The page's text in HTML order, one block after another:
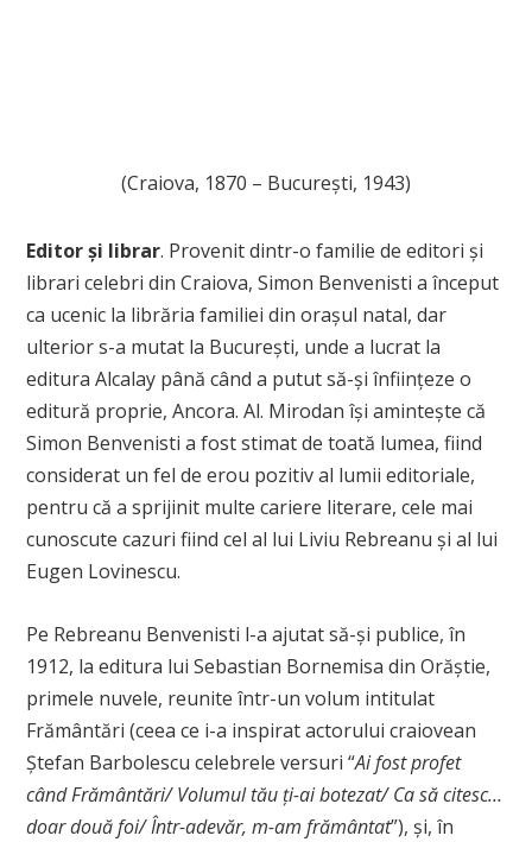
(Craiova, 1870 – București, 1943)
Editor și librar. Provenit dintr-o familie de editori și
librari celebri din Craiova, Simon Benvenisti a început
ca ucenic la librăria familiei din orașul natal, dar
ulterior s-a mutat la București, unde a lucrat la
editura Alcalay până când a putut să-și înființeze o
editură proprie, Ancora. Al. Mirodan își amintește că
Simon Benvenisti a fost stimat de toată lumea, fiind
considerat un fel de erou pozitiv al lumii editoriale,
pentru că a sprijinit multe cariere literare, cele mai
cunoscute cazuri fiind cel al lui Liviu Rebreanu și al lui
Eugen Lovinescu.
Pe Rebreanu Benvenisti l-a ajutat să-și publice, în
1912, la editura lui Sebastian Bornemisa din Orăștie,
primele nuvele, reunite într-un volum intitulat
Frământări(ceea ce i-a inspirat actorului craiovean
Ștefan Barbolescu celebrele versuri “Ai fost profet
când Frământări/ Volumul tău ți-ai botezat/ Ca să citesc…
doar două foi/ Într-adevăr, m-am frământat”), și, în